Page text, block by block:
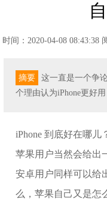
时间：2020-04-08 08:43:38
摘要
这一直是一个争
个理由认为iPhone更好
iPhone 到底好在哪儿
苹果用户当然会给出
安卓用户同样可以给
么，苹果自己又是怎